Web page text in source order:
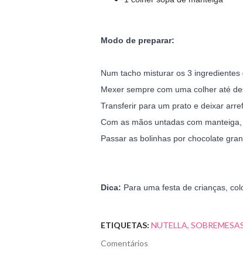
Modo de preparar:
Num tacho misturar os 3 ingredientes
Mexer sempre com uma colher até
Transferir para um prato e deixar
Com as mãos untadas com
Passar as bolinhas por chocolate
Dica: Para uma festa de crianças,
ETIQUETAS: NUTELLA
Comentários